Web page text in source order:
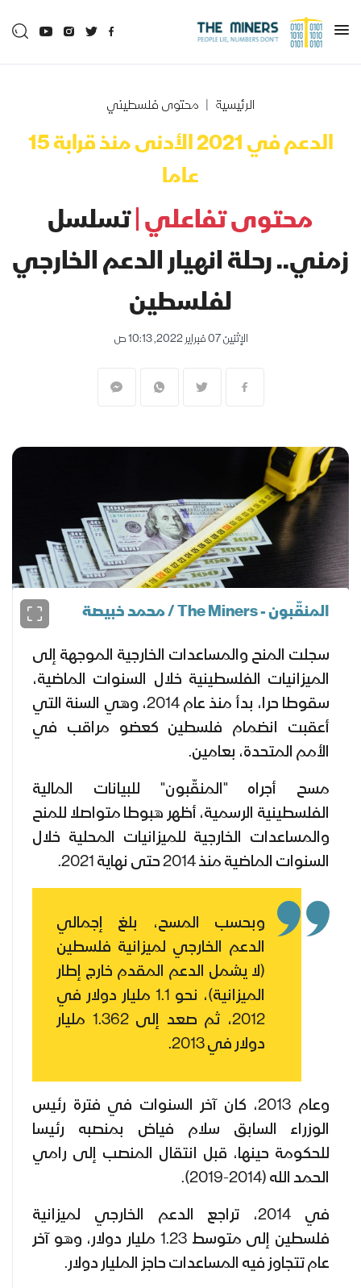
الرئيسية محتوى فلسطيني
الدعم في 2021 الأدنى منذ قرابة 15
عاما
محتوى تفاعلي |تسلسل
زمني.. رحلة انهيار الدعم الخارجي
لفلسطين
الإثنين 07 فبراير 2022, 10:13 ص
المنقّبون - The Miners / محمد خبيصة
سجلت المنح والمساعدات الخارجية الموجهة إلى
الميزانيات الفلسطينية خلال السنوات الماضية،
سقوطا حرا، بدأ منذ عام 2014، وهي السنة التي
أعقبت انضمام فلسطين كعضو مراقب في
الأمم المتحدة، بعامين.
مسح أجراه "المنقّبون" للبيانات المالية
الفلسطينية الرسمية، أظهر هبوطا متواصلا للمنح
والمساعدات الخارجية للميزانيات المحلية خلال
السنوات الماضية منذ 2014 حتى نهاية 2021.
وبحسب المسح، بلغ إجمالي
الدعم الخارجي لميزانية فلسطين
(لا يشمل الدعم المقدم خارج إطار
الميزانية)، نحو 1.1 مليار دولار في
2012، ثم صعد إلى 1.362 مليار
دولار في 2013.
وعام 2013، كان آخر السنوات في فترة رئيس
الوزراء السابق سلام فياض بمنصبه رئيسا
للحكومة حينها، قبل انتقال المنصب إلى رامي
الحمد الله (2014-2019).
في 2014، تراجع الدعم الخارجي لميزانية
فلسطين إلى متوسط 1.23 مليار دولار، وهو آخر
عام تتجاوز فيه المساعدات حاجز المليار دولار.